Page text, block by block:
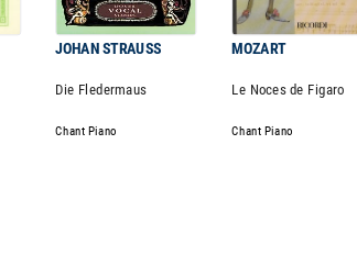
JOHAN STRAUSS MOZART
Die Fledermaus Le Noces de Figaro
Chant Piano Chant Piano